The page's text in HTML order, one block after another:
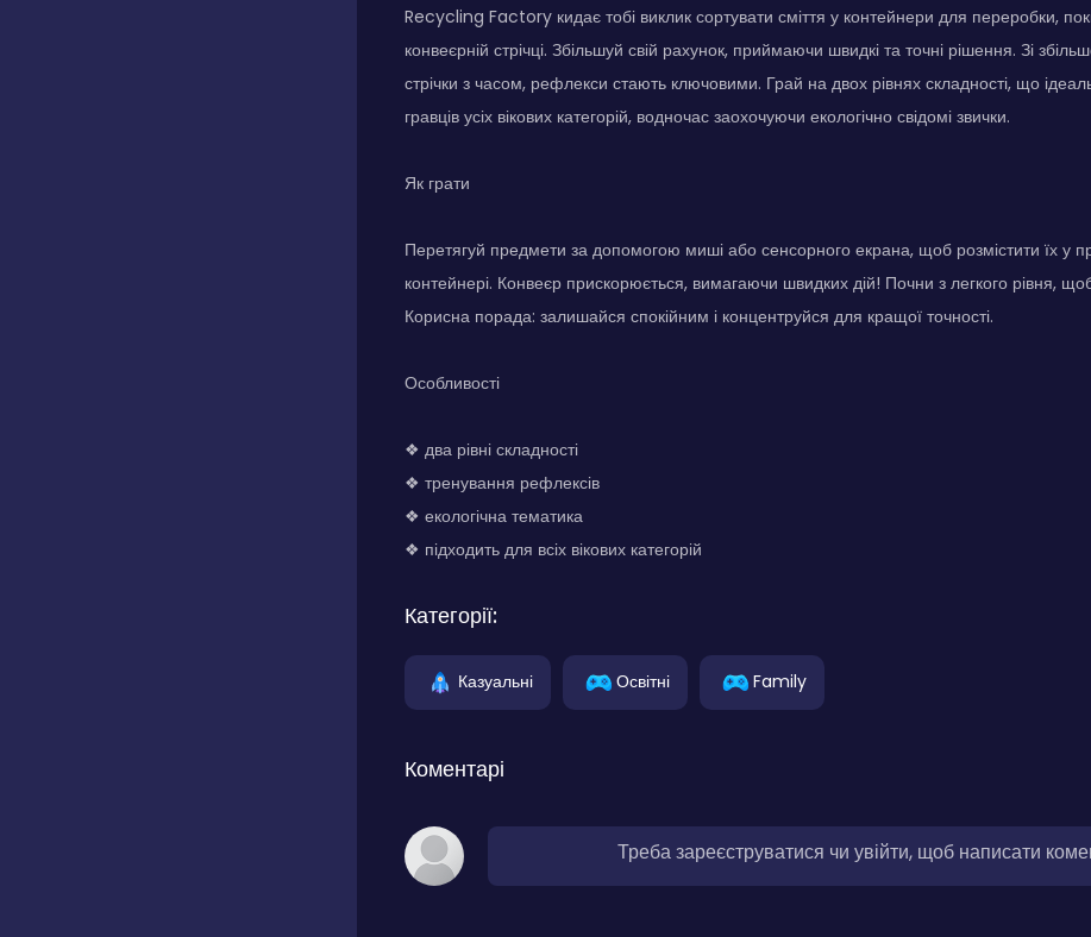
Recycling Factory кидає тобі виклик сортувати сміття у контейнери для переробки,
конвеєрній стрічці. Збільшуй свій рахунок, приймаючи швидкі та точні рішення. Зі
стрічки з часом, рефлекси стають ключовими. Грай на двох рівнях складності, що
гравців усіх вікових категорій, водночас заохочуючи екологічно свідомі звички.
Як грати
Перетягуй предмети за допомогою миші або сенсорного екрана, щоб розмістити їх у
контейнері. Конвеєр прискорюється, вимагаючи швидких дій! Почни з легкого рівня,
Корисна порада: залишайся спокійним і концентруйся для кращої точності.
Особливості
❖ два рівні складності
❖ тренування рефлексів
❖ екологічна тематика
❖ підходить для всіх вікових категорій
Категорії:
Казуальні Освітні Family
Коментарі
Треба зареєструватися чи увійти, щоб написати